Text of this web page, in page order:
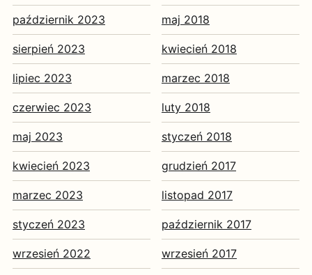
październik 2023
sierpień 2023
lipiec 2023
czerwiec 2023
maj 2023
kwiecień 2023
marzec 2023
styczeń 2023
wrzesień 2022
maj 2018
kwiecień 2018
marzec 2018
luty 2018
styczeń 2018
grudzień 2017
listopad 2017
październik 2017
wrzesień 2017